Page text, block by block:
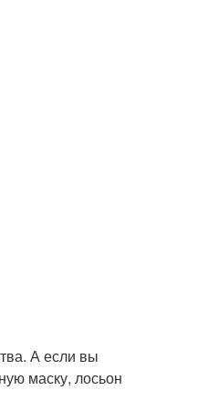
А если вы
маску, лосьон